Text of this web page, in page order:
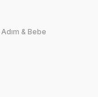
Adım & Bebe